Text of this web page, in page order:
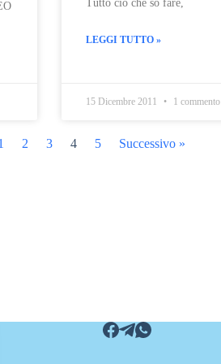
Tutto ciò che so fare,
LEGGI TUTTO »
15 Dicembre 2011 1 commento
2 3 4 5 Successivo »